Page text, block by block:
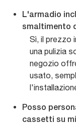
L'armadio
smaltimento
Sì, il prezzo
una pulizia
negozio
usato,
Posso
cassetti su